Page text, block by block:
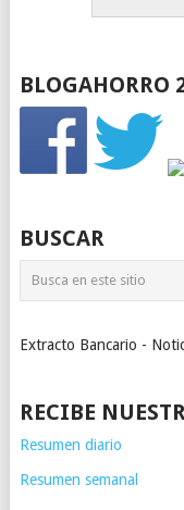
BLOGAHORRO
BUSCAR
Extracto Bancario -
RECIBE
Resumen diario
Resumen semanal